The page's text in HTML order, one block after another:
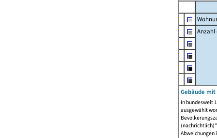
Anzahl
Gebäude
In bundesweit
ausgewählt
Abweichungen